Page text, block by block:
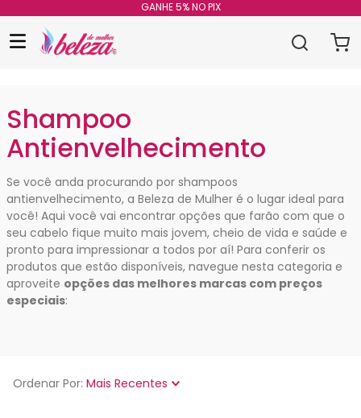
GANHE 5% NO PIX
Shampoo
Antienvelhecimento
Se você anda procurando por shampoos
antienvelhecimento, a Beleza de Mulher é o lugar ideal para
você! Aqui você vai encontrar opções que farão com que o
seu cabelo fique muito mais jovem, cheio de vida e saúde e
pronto para impressionar a todos por aí! Para conferir os
produtos que estão disponíveis, navegue nesta categoria e
aproveite opções das melhores marcas com preços
especiais:
Ordenar Por Mais Recentes